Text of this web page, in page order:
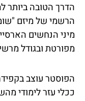
הדרך הטובה ביותר
הרשמי של מיזם
מיני הנחשים
מפורטת ובגודל
הפוסטר עוצב
ככלי עזר לימודי